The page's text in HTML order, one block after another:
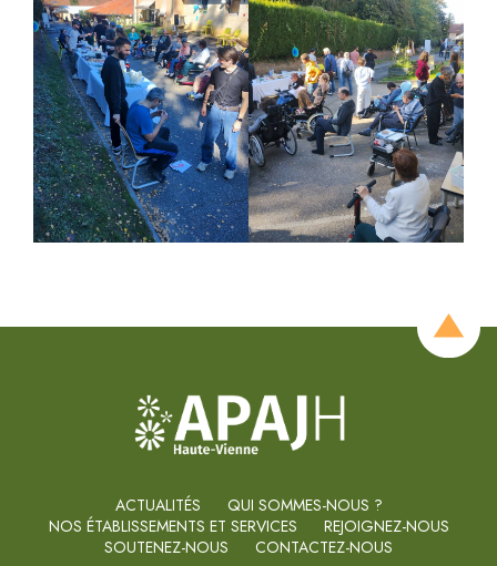
ACTUALITÉS
QUI SOMMES-NOUS ?
NOS ÉTABLISSEMENTS ET SERVICES
REJOIGNEZ-NOUS
SOUTENEZ-NOUS
CONTACTEZ-NOUS